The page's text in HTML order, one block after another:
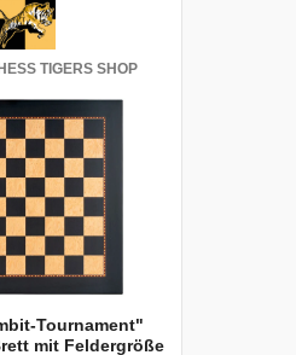
TIGERS SHOP
Tournament"
mit Feldergröße